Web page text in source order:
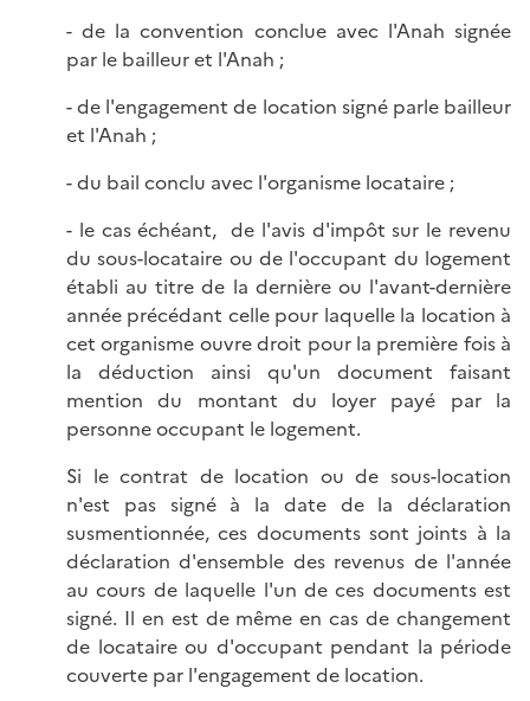
- de la convention conclue avec l'Anah signée
par le bailleur et l'Anah ;
- de l'engagement de location signé parle bailleur
et l'Anah ;
- du bail conclu avec l'organisme locataire ;
- le cas échéant, de l'avis d'impôt sur le revenu
du sous-locataire ou de l'occupant du logement
établi au titre de la dernière ou l'avant-dernière
année précédant celle pour laquelle la location à
cet organisme ouvre droit pour la première fois à
la déduction ainsi qu'un document faisant
mention du montant du loyer payé par la
personne occupant le logement.
Si le contrat de location ou de sous-location
n'est pas signé à la date de la déclaration
susmentionnée, ces documents sont joints à la
déclaration d'ensemble des revenus de l'année
au cours de laquelle l'un de ces documents est
signé. Il en est de même en cas de changement
de locataire ou d'occupant pendant la période
couverte par l'engagement de location.